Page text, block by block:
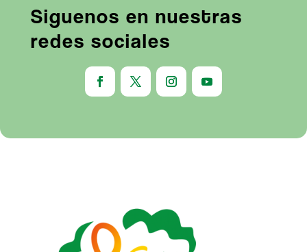
Siguenos en nuestras
redes sociales